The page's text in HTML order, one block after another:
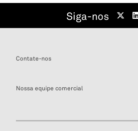
Siga-nos
Contate-nos
Nossa equipe comercial